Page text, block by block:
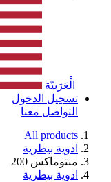
الْعَرَبيّة
تسجيل الدخول
التواصل معنا
All products
ادوية بيطرية
منتوماكس 200
ادوية بيطرية